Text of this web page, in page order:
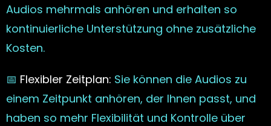
Audios mehrmals anhören und erhalten so
kontinuierliche Unterstützung ohne zusätzliche
Kosten.
📅 Flexibler Zeitplan: Sie können die Audios zu
einem Zeitpunkt anhören, der Ihnen passt, und
haben so mehr Flexibilität und Kontrolle über